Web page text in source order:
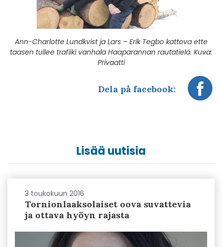
Ann-Charlotte Lundkvist ja Lars – Erik Tegbo kattova ette
taasen tullee trafiiki vanhala Haaparannan rautatielä. Kuva:
Privaatti
Dela på facebook:
Lisää uutisia
3 toukokuun 2016
Tornionlaaksolaiset oova suvattevia
ja ottava hyöyn rajasta